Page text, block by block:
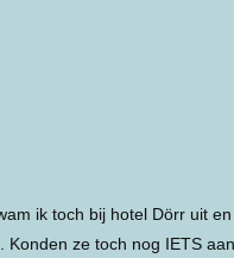
ik toch bij hotel Dörr uit
Konden ze toch nog IETS